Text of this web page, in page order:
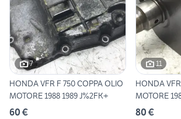
7
HONDA VFR F 750 COPPA OLIO
MOTORE 1988 1989 J%2FK+
60 €
11
HONDA
MOTORE
J%2FK+RC24
80 €